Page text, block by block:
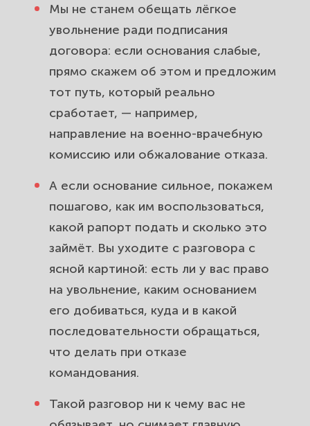
Мы не станем обещать лёгкое
увольнение ради подписания
договора: если основания слабые,
прямо скажем об этом и предложим
тот путь, который реально
сработает, — например,
направление на военно-врачебную
комиссию или обжалование отказа.
А если основание сильное, покажем
пошагово, как им воспользоваться,
какой рапорт подать и сколько это
займёт. Вы уходите с разговора с
ясной картиной: есть ли у вас право
на увольнение, каким основанием
его добиваться, куда и в какой
последовательности обращаться,
что делать при отказе
командования.
Такой разговор ни к чему вас не